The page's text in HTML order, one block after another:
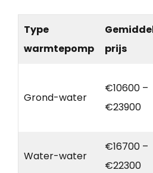
Type
warmtepomp
prijs
Grond-water
€10600 –
€23900
Water-water
€16700 –
€22300